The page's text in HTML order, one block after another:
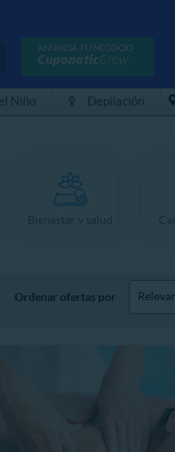
ANUNCIA TU NEGOCIO
Niño Depilación
Ordenar ofertas por